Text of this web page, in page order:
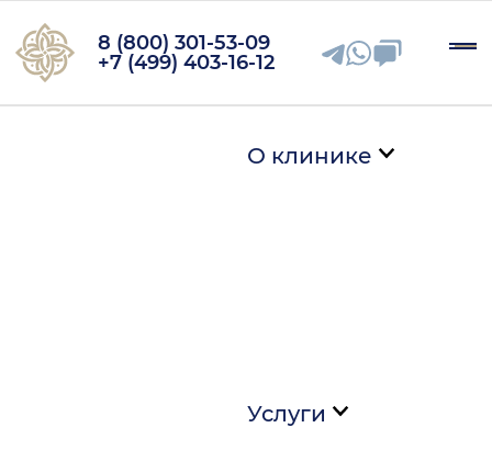
8 (800) 301-53-09
+7 (499) 403-16-12
О клинике
Услуги